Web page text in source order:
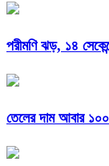
পরীমণি ঝড়, ১৪
তেলের দাম আবার